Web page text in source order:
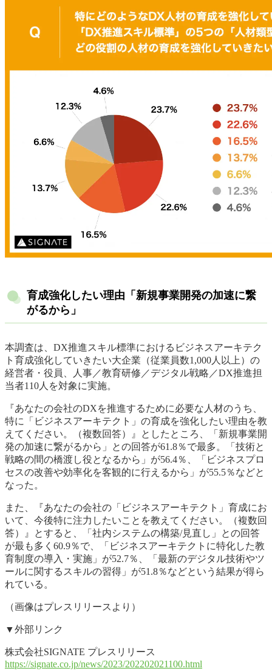
育成強化したい理由「新規事業開発の加速に繋
がるから」
本調査は、DX推進スキル標準におけるビジネスアーキテク
ト育成強化していきたい大企業（従業員数1,000人以上）の
経営者・役員、人事／教育研修／デジタル戦略／DX推進担
当者110人を対象に実施。
『あなたの会社のDXを推進するために必要な人材のうち、
特に「ビジネスアーキテクト」の育成を強化したい理由を教
えてください。（複数回答）』としたところ、「新規事業開
発の加速に繋がるから」との回答が61.8％で最多。「技術と
戦略の間の橋渡し役となるから」が56.4％、「ビジネスプロ
セスの改善や効率化を客観的に行えるから」が55.5％などと
なった。
また、『あなたの会社の「ビジネスアーキテクト」育成にお
いて、今後特に注力したいことを教えてください。（複数回
答）』とすると、「社内システムの構築/見直し」との回答
が最も多く60.9％で、「ビジネスアーキテクトに特化した教
育制度の導入・実施」が52.7％、「最新のデジタル技術やツ
ールに関するスキルの習得」が51.8％などという結果が得ら
れている。
（画像はプレスリリースより）
▼外部リンク
株式会社SIGNATE プレスリリース
https://signate.co.jp/news/2023/202202021100.html